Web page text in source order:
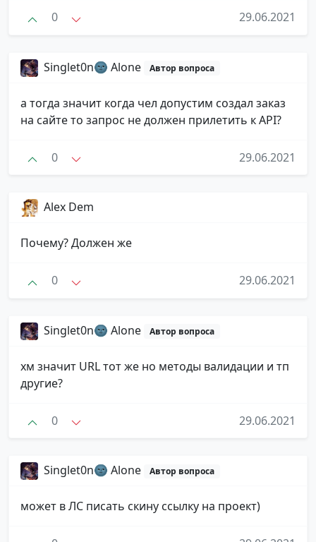
0 29.06.2021
Singlet0n🌚 Alone Автор вопроса
а тогда значит когда чел допустим создал заказ
на сайте то запрос не должен прилетить к API?
0 29.06.2021
Alex Dem
Почему? Должен же
0 29.06.2021
Singlet0n🌚 Alone Автор вопроса
хм значит URL тот же но методы валидации и тп
другие?
0 29.06.2021
Singlet0n🌚 Alone Автор вопроса
может в ЛС писать скину ссылку на проект)